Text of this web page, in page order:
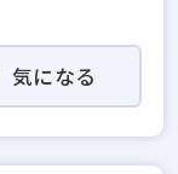
気になる